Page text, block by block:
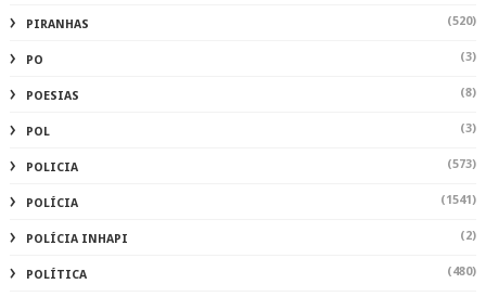
PIRANHAS (520)
PO (3)
POESIAS (8)
POL (3)
POLICIA (573)
POLÍCIA (1541)
POLÍCIA INHAPI (2)
POLÍTICA (480)